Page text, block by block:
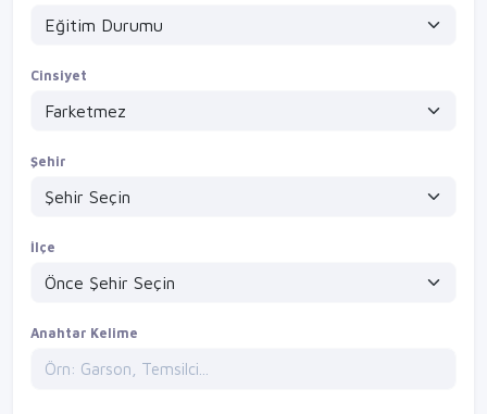
Cinsiyet
Şehir
İlçe
Anahtar Kelime